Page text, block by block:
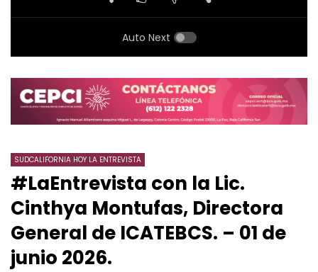
Auto Next
SUDCALIFORNIA HOY LA ENTREVISTA
#LaEntrevista con la Lic.
Cinthya Montufas, Directora
General de ICATEBCS. – 01 de
junio 2026.